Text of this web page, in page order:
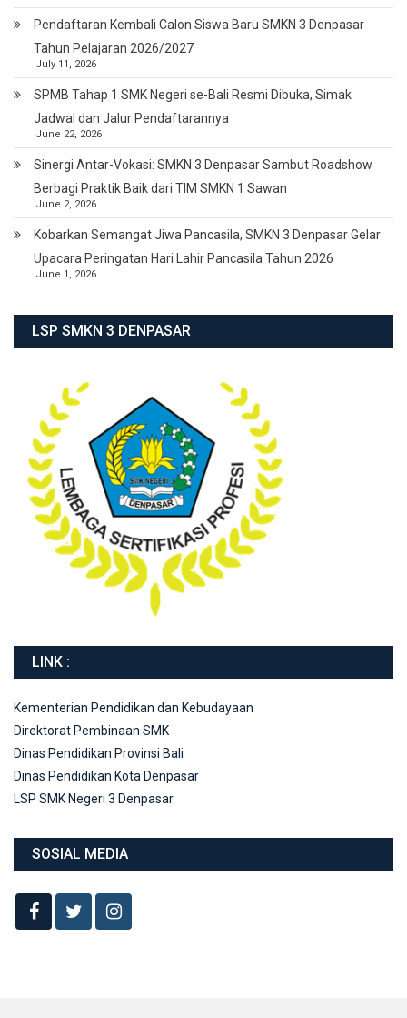
Pendaftaran Kembali Calon Siswa Baru SMKN 3 Denpasar
Tahun Pelajaran 2026/2027
July 11, 2026
SPMB Tahap 1 SMK Negeri se-Bali Resmi Dibuka, Simak
Jadwal dan Jalur Pendaftarannya
June 22, 2026
Sinergi Antar-Vokasi: SMKN 3 Denpasar Sambut Roadshow
Berbagi Praktik Baik dari TIM SMKN 1 Sawan
June 2, 2026
Kobarkan Semangat Jiwa Pancasila, SMKN 3 Denpasar Gelar
Upacara Peringatan Hari Lahir Pancasila Tahun 2026
June 1, 2026
LSP SMKN 3 DENPASAR
LINK :
Kementerian Pendidikan dan Kebudayaan
Direktorat Pembinaan SMK
Dinas Pendidikan Provinsi Bali
Dinas Pendidikan Kota Denpasar
LSP SMK Negeri 3 Denpasar
SOSIAL MEDIA